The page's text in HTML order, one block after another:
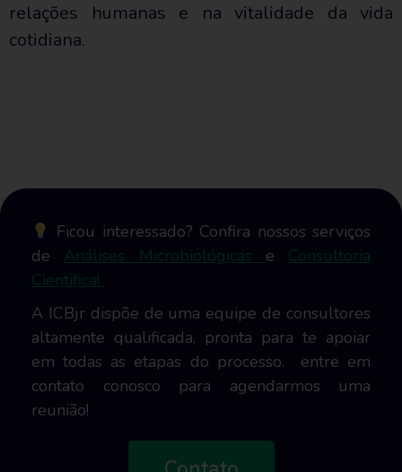
relações humanas e na vitalidade da vida
cotidiana.
Ficou interessado? Confira nossos serviços
de Análises Microbiológicas e Consultoria
Científica!
A ICBjr dispõe de uma equipe de consultores
altamente qualificada, pronta para te apoiar
em todas as etapas do processo. entre em
contato conosco para agendarmos uma
reunião!